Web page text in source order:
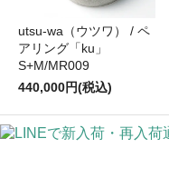
utsu-wa（ウツワ） / ペ
アリング「ku」
S+M/MR009
440,000円(税込)